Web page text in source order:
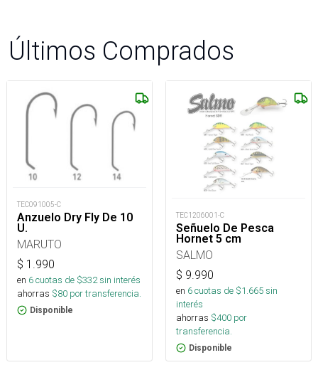
Últimos Comprados
TEC091005-C
Anzuelo Dry Fly De 10
U.
MARUTO
$ 1.990
en 6cuotas de $332sin interés
ahorras $80 por transferencia.
Disponible
TEC1206001-C
Señuelo De Pesca
Hornet 5 cm
SALMO
$ 9.990
en 6cuotas de $1.665sin
interés
ahorras $400 por
transferencia.
Disponible